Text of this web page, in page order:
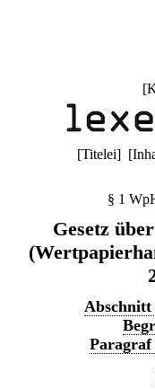
[
[Titelei] [
§ 1
Gesetz
Abschnitt
Paragraf